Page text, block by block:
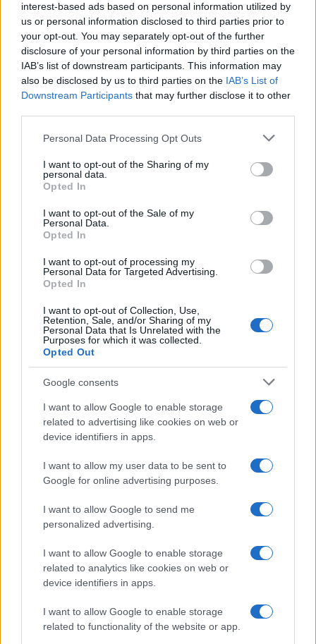
interest-based ads based on personal information utilized by
us or personal information disclosed to third parties prior to
your opt-out. You may separately opt-out of the further
disclosure of your personal information by third parties on the
IAB’s list of downstream participants. This information may
also be disclosed by us to third parties on the IAB’s List of
Downstream Participants that may further disclose it to other
Please note that this website/app uses one or more Google
not limited to your visit or usage behaviour. You may click to
grant or deny consent to Google and its third-party tags to
use your data for below specified purposes in below Google
consent section.
Personal Data Processing Opt Outs
I want to opt-out of the Sharing of my
personal data.
Opted In
I want to opt-out of the Sale of my
Personal Data.
Opted In
I want to opt-out of processing my
Personal Data for Targeted Advertising.
Opted In
I want to opt-out of Collection, Use,
Retention, Sale, and/or Sharing of my
Personal Data that Is Unrelated with the
Purposes for which it was collected.
Opted Out
Google consents
I want to allow Google to enable storage
related to advertising like cookies on web or
device identifiers in apps.
I want to allow my user data to be sent to
Google for online advertising purposes.
I want to allow Google to send me
personalized advertising.
I want to allow Google to enable storage
related to analytics like cookies on web or
device identifiers in apps.
I want to allow Google to enable storage
related to functionality of the website or app.
F
a
ce
b
o
o
k
T
w
it
te
r
Pi
n
te
re
st
W
h
at
s
A
p
p
S
h
a
re
Articolo precedente
Prossimo articolo
NOTIZIE RECENTI
“Sul filo del discorso”: sold out ad Olbia per il
La Maddalena, festa per i 30 anni del Diving
center di Tegge
Esce di strada con l’auto ad Arzachena: ferito il
conducente
Turiste si perdono a Tavolara: salvate dai vigili
del fuoco
Meteo Olbia 6 agosto, migliora il tempo in
Gallura
Incidente Olbia, poliziotto in vacanza salva 6
Red Valley Festival, musica no-stop a Olbia fino
alle 5